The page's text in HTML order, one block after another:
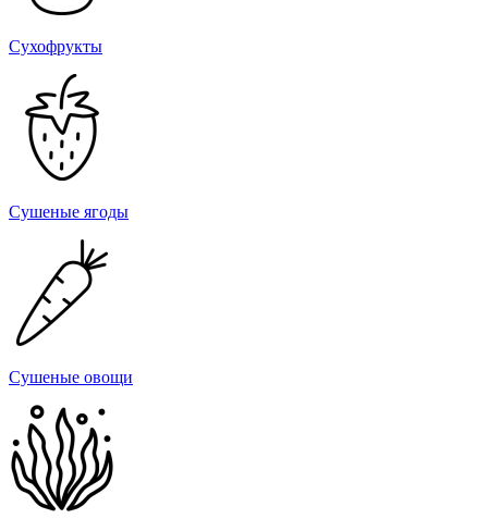
Сухофрукты
Сушеные ягоды
Сушеные овощи